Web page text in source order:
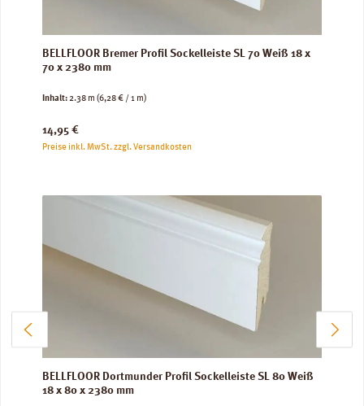
BELLFLOOR Bremer Profil Sockelleiste SL 70 Weiß 18 x
70 x 2380 mm
Inhalt:2.38 m (6,28 € / 1 m)
Regulärer Preis:
14,95 €
Preise inkl. MwSt. zzgl. Versandkosten
BELLFLOOR Dortmunder Profil Sockelleiste SL 80 Weiß
18 x 80 x 2380 mm